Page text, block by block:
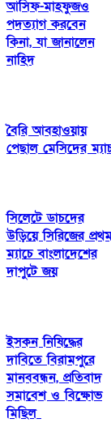
আসিফ-মাহফুজও
পদত্যাগ করবেন
কিনা, যা জানালেন
নাহিদ
বৈরি আবহাওয়ায়
পেছাল মেসিদের
সিলেটে ডাচদের
উড়িয়ে সিরিজের
ম্যাচে বাংলাদেশের
দাপুটে জয়
‎ইসকন নিষিদ্ধের
দাবিতে বিরামপুরে
মানববন্ধন, প্রতিবাদ
সমাবেশ ও বিক্ষোভ
মিছিল ‎